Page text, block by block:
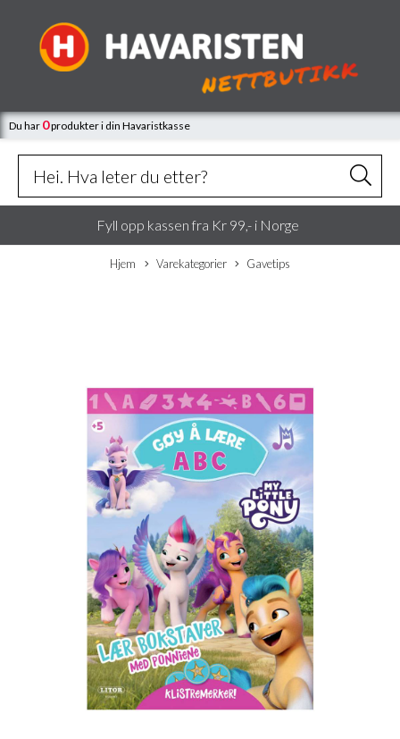
Du har 0produkteri din Havaristkasse
Fyll opp kassen fra Kr 99,- i Norge
Hjem Varekategorier Gavetips